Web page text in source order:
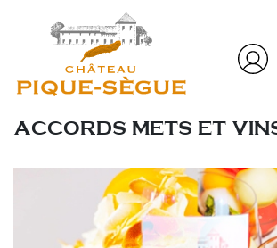
ACCORDS METS ET